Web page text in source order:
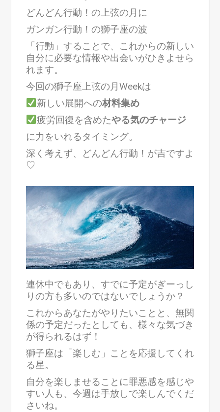
どんどん行動！の上弦の月に
ガンガン行動！の獅子座の波
「行動」することで、これからの新しい
自分に必要な情報や出会いがひきよせら
れます。
今回の獅子座上弦の月Weekは
新しい展開への材料集め
疲労回復を含めたやる気のチャージ
に力をいれるタイミング。
深く考えず、どんどん行動！が吉ですよ
♡
連休中でもあり、すでに予定がぎーっし
りの方も多いのではないでしょうか？
これからあなたがやりたいことと、無関
係の予定だったとしても、様々な気づき
が得られるはず！
獅子座は「楽しむ」ことを応援してくれ
る星。
自分を楽しませることに罪悪感を感じや
すい人も、今週は手放しで楽しんでくだ
さいね。